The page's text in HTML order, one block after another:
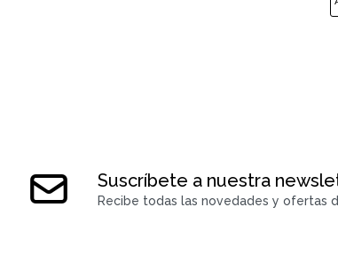
Suscríbete a nuestra
Recibe todas las novedades y ofertas